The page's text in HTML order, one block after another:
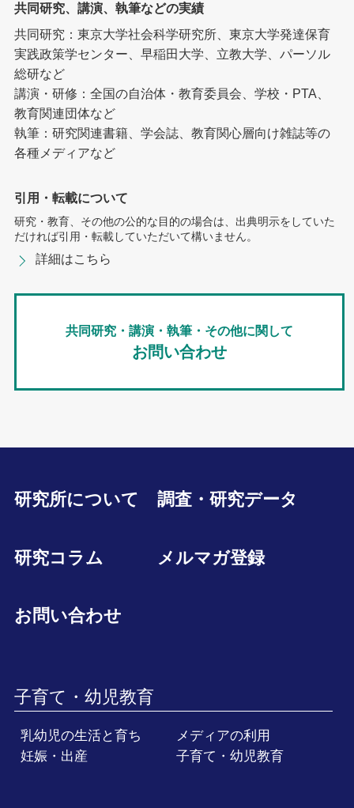
共同研究、講演、執筆などの実績
共同研究：東京大学社会科学研究所、東京大学発達保育
実践政策学センター、早稲田大学、立教大学、パーソル
総研など
講演・研修：全国の自治体・教育委員会、学校・PTA、
教育関連団体など
執筆：研究関連書籍、学会誌、教育関心層向け雑誌等の
各種メディアなど
引用・転載について
研究・教育、その他の公的な目的の場合は、出典明示をしていた
だければ引用・転載していただいて構いません。
詳細はこちら
共同研究・講演・執筆・その他に関して
お問い合わせ
研究所について 調査・研究データ
研究コラム メルマガ登録
お問い合わせ
子育て・幼児教育
乳幼児の生活と育ち
メディアの利用
妊娠・出産
子育て・幼児教育